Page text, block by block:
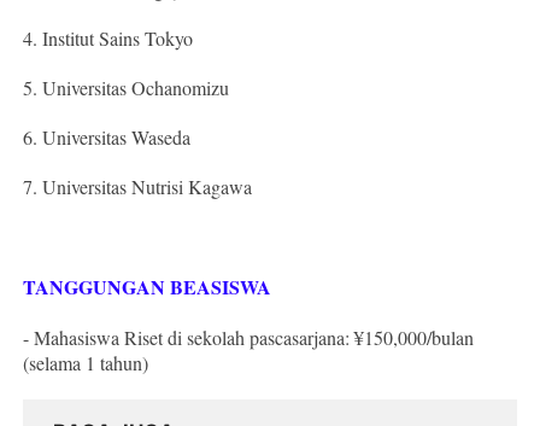
4. Institut Sains Tokyo
5. Universitas Ochanomizu
6. Universitas Waseda
7. Universitas Nutrisi Kagawa
TANGGUNGAN BEASISWA
- Mahasiswa Riset di sekolah pascasarjana: ¥150,000/bulan
(selama 1 tahun)